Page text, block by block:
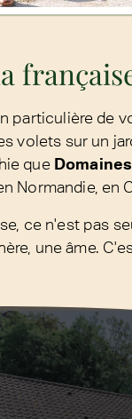
particulière de
volets sur un
que
Normandie, en
ce n'est pas
une âme.